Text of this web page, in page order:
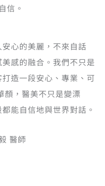
信。
心的美麗，不來自話
感的融合。我們不只是
造一段安心、專業、可
顏，醫美不只是變漂
能自信地與世界對話。
醫師